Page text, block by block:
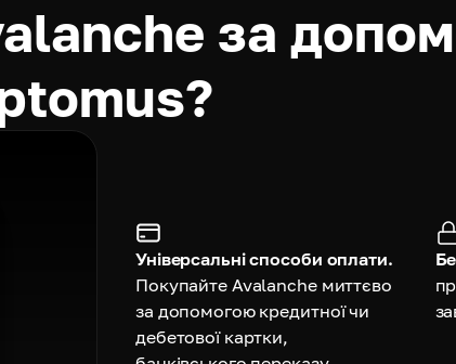
за
Універсальні способи оплати.
Покупайте Avalanche миттєво
за допомогою кредитної чи
дебетової картки,